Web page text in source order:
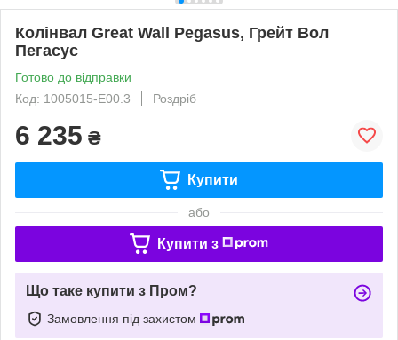
Колінвал Great Wall Pegasus, Грейт Вол
Пегасус
Готово до відправки
Код: 1005015-E00.3
Роздріб
6 235 ₴
Купити
або
Купити з
Що таке купити з Пром?
Замовлення під захистом